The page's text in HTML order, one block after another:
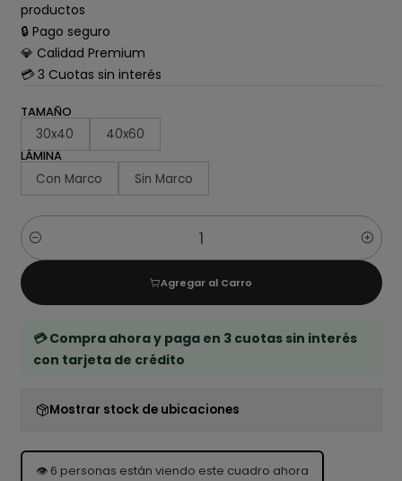
productos
🔒 Pago seguro
💎 Calidad Premium
💳 3 Cuotas sin interés
TAMAÑO
30x40 40x60
LÁMINA
Con Marco Sin Marco
Cantidad
Agregar al Carro
💳 Compra ahora y paga en 3 cuotas sin interés
con tarjeta de crédito
Mostrar stock de ubicaciones
👁️ 6 personas están viendo este cuadro ahora